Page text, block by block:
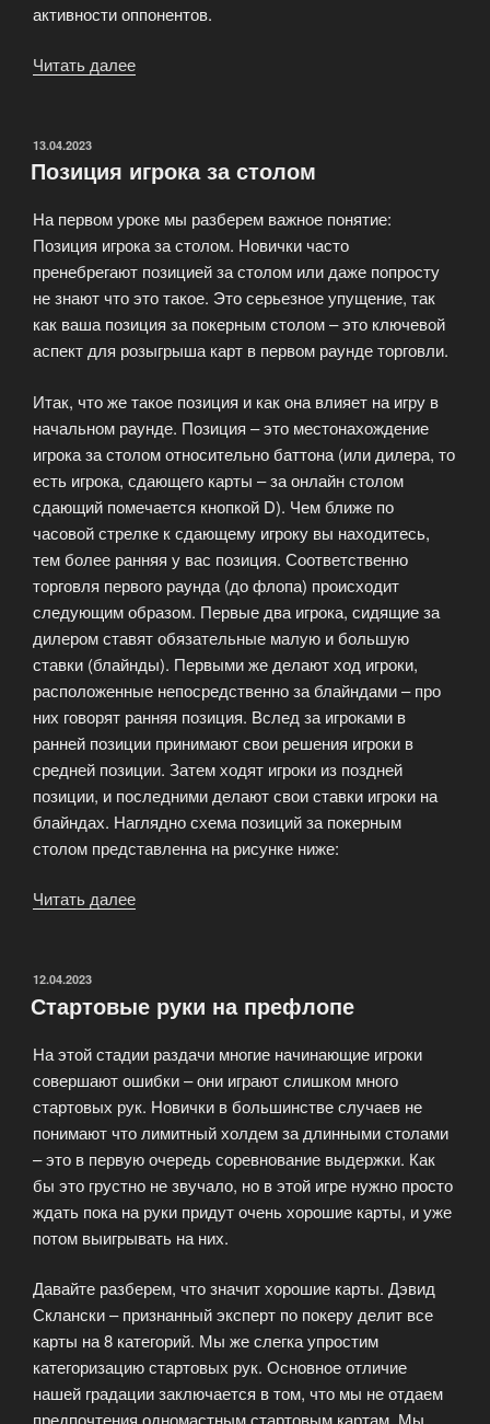
активности оппонентов.
Читать далее
ОПУБЛИКОВАНО
13.04.2023
Позиция игрока за столом
На первом уроке мы разберем важное понятие:
Позиция игрока за столом. Новички часто
пренебрегают позицией за столом или даже попросту
не знают что это такое. Это серьезное упущение, так
как ваша позиция за покерным столом – это ключевой
аспект для розыгрыша карт в первом раунде торговли.
Итак, что же такое позиция и как она влияет на игру в
начальном раунде. Позиция – это местонахождение
игрока за столом относительно баттона (или дилера, то
есть игрока, сдающего карты – за онлайн столом
сдающий помечается кнопкой D). Чем ближе по
часовой стрелке к сдающему игроку вы находитесь,
тем более ранняя у вас позиция. Соответственно
торговля первого раунда (до флопа) происходит
следующим образом. Первые два игрока, сидящие за
дилером ставят обязательные малую и большую
ставки (блайнды). Первыми же делают ход игроки,
расположенные непосредственно за блайндами – про
них говорят ранняя позиция. Вслед за игроками в
ранней позиции принимают свои решения игроки в
средней позиции. Затем ходят игроки из поздней
позиции, и последними делают свои ставки игроки на
блайндах. Наглядно схема позиций за покерным
столом представленна на рисунке ниже:
Читать далее
ОПУБЛИКОВАНО
12.04.2023
Стартовые руки на префлопе
На этой стадии раздачи многие начинающие игроки
совершают ошибки – они играют слишком много
стартовых рук. Новички в большинстве случаев не
понимают что лимитный холдем за длинными столами
– это в первую очередь соревнование выдержки. Как
бы это грустно не звучало, но в этой игре нужно просто
ждать пока на руки придут очень хорошие карты, и уже
потом выигрывать на них.
Давайте разберем, что значит хорошие карты. Дэвид
Склански – признанный эксперт по покеру делит все
карты на 8 категорий. Мы же слегка упростим
категоризацию стартовых рук. Основное отличие
нашей градации заключается в том, что мы не отдаем
предпочтения одномастным стартовым картам. Мы